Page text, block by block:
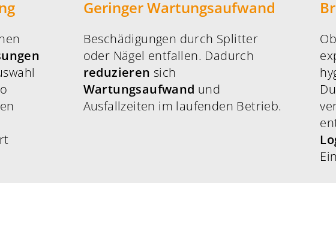
Geringer Wartungsaufwand
Beschädigungen durch Splitter
oder Nägel entfallen. Dadurch
reduzieren sich
Wartungsaufwand und
Ausfallzeiten im laufenden Betrieb.